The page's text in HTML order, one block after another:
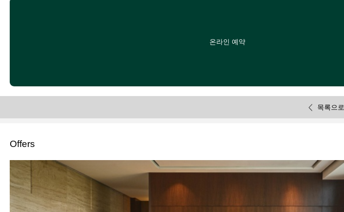
온라인 예약
목록으로
Offers